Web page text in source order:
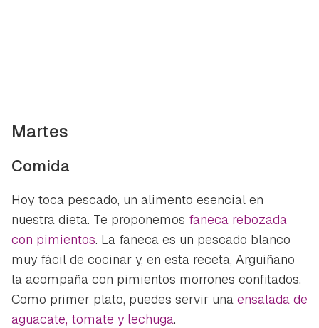
Martes
Comida
Hoy toca pescado, un alimento esencial en
nuestra dieta. Te proponemos faneca rebozada
con pimientos. La faneca es un pescado blanco
muy fácil de cocinar y, en esta receta, Arguiñano
la acompaña con pimientos morrones confitados.
Como primer plato, puedes servir una ensalada de
aguacate, tomate y lechuga.